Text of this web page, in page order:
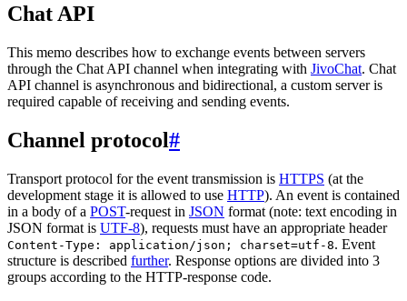
Chat API
This memo describes how to exchange events between servers
through the Chat API channel when integrating with JivoChat. Chat
API channel is asynchronous and bidirectional, a custom server is
required capable of receiving and sending events.
Channel protocol#
Transport protocol for the event transmission is HTTPS (at the
development stage it is allowed to use HTTP). An event is contained
in a body of a POST-request in JSON format (note: text encoding in
JSON format is UTF-8), requests must have an appropriate header
Content-Type: application/json; charset=utf-8. Event
structure is described further. Response options are divided into 3
groups according to the HTTP-response code.